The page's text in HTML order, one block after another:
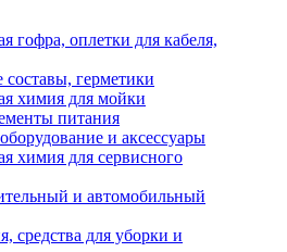
гофра, оплетки для кабеля,
герметики
химия для мойки
питания
и аксессуары
химия для сервисного
и автомобильный
средства для уборки и